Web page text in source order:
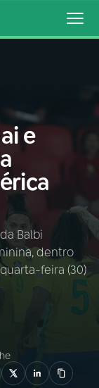
e
Balbi
dentro
feira (30)